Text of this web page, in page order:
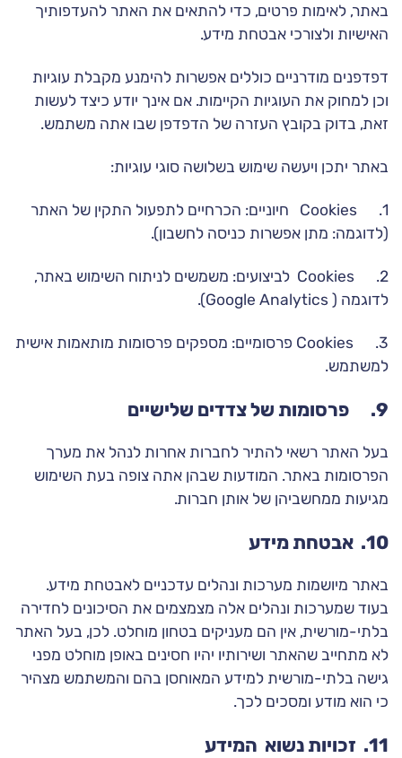
באתר, לאימות פרטים, כדי להתאים את האתר להעדפותיך
האישיות ולצורכי אבטחת מידע.
דפדפנים מודרניים כוללים אפשרות להימנע מקבלת עוגיות
וכן למחוק את העוגיות הקיימות. אם אינך יודע כיצד לעשות
זאת, בדוק בקובץ העזרה של הדפדפן שבו אתה משתמש.
באתר יתכן ויעשה שימוש בשלושה סוגי עוגיות:
1. Cookies חיוניים: הכרחיים לתפעול התקין של האתר
(לדוגמה: מתן אפשרות כניסה לחשבון).
2. Cookies לביצועים: משמשים לניתוח השימוש באתר,
לדוגמה ( Google Analytics).
3. Cookies פרסומיים: מספקים פרסומות מותאמות אישית
למשתמש.
9. פרסומות של צדדים שלישיים
בעל האתר רשאי להתיר לחברות אחרות לנהל את מערך
הפרסומות באתר. המודעות שבהן אתה צופה בעת השימוש
מגיעות ממחשביהן של אותן חברות.
10. אבטחת מידע
באתר מיושמות מערכות ונהלים עדכניים לאבטחת מידע.
בעוד שמערכות ונהלים אלה מצמצמים את הסיכונים לחדירה
בלתי-מורשית, אין הם מעניקים בטחון מוחלט. לכן, בעל האתר
לא מתחייב שהאתר ושירותיו יהיו חסינים באופן מוחלט מפני
גישה בלתי-מורשית למידע המאוחסן בהם והמשתמש מצהיר
כי הוא מודע ומסכים לכך.
11. זכויות נשוא המידע